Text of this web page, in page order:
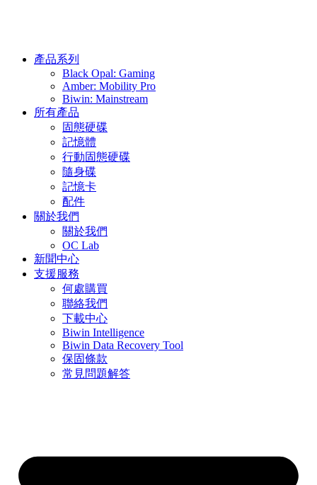
產品系列
Black Opal: Gaming
Amber: Mobility Pro
Biwin: Mainstream
所有產品
固態硬碟
記憶體
行動固態硬碟
隨身碟
記憶卡
配件
關於我們
關於我們
OC Lab
新聞中心
支援服務
何處購買
聯絡我們
下載中心
Biwin Intelligence
Biwin Data Recovery Tool
保固條款
常見問題解答